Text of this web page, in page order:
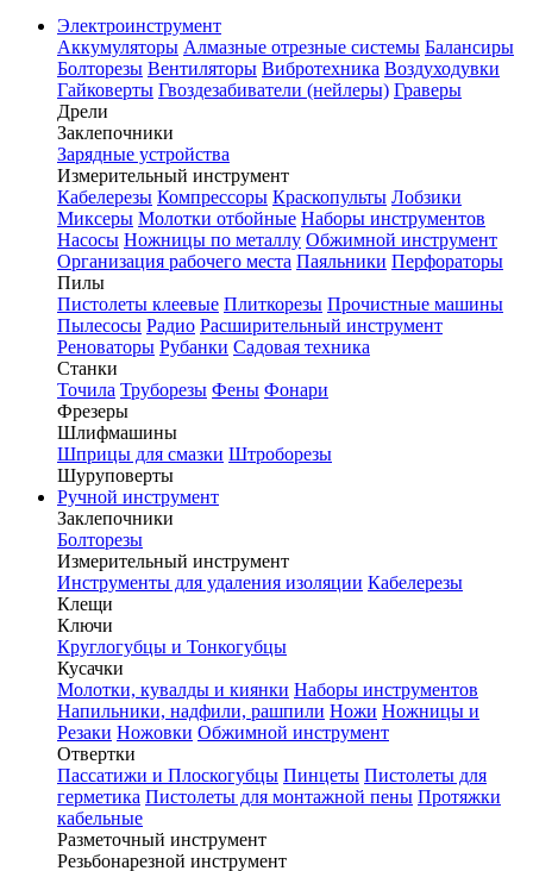
Электроинструмент
Аккумуляторы Алмазные отрезные системы Балансиры
Болторезы Вентиляторы Вибротехника Воздуходувки
Гайковерты Гвоздезабиватели (нейлеры) Граверы
Дрели
Заклепочники
Зарядные устройства
Измерительный инструмент
Кабелерезы Компрессоры Краскопульты Лобзики
Миксеры Молотки отбойные Наборы инструментов
Насосы Ножницы по металлу Обжимной инструмент
Организация рабочего места Паяльники Перфораторы
Пилы
Пистолеты клеевые Плиткорезы Прочистные машины
Пылесосы Радио Расширительный инструмент
Реноваторы Рубанки Садовая техника
Станки
Точила Труборезы Фены Фонари
Фрезеры
Шлифмашины
Шприцы для смазки Штроборезы
Шуруповерты
Ручной инструмент
Заклепочники
Болторезы
Измерительный инструмент
Инструменты для удаления изоляции Кабелерезы
Клещи
Ключи
Круглогубцы и Тонкогубцы
Кусачки
Молотки, кувалды и киянки Наборы инструментов
Напильники, надфили, рашпили Ножи Ножницы и
Резаки Ножовки Обжимной инструмент
Отвертки
Пассатижи и Плоскогубцы Пинцеты Пистолеты для
герметика Пистолеты для монтажной пены Протяжки
кабельные
Разметочный инструмент
Резьбонарезной инструмент